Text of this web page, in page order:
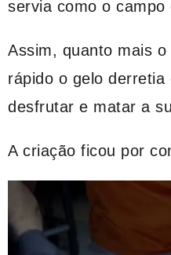
servia como o campo
Assim, quanto mais
rápido o gelo derretia
desfrutar e matar a
A criação ficou por